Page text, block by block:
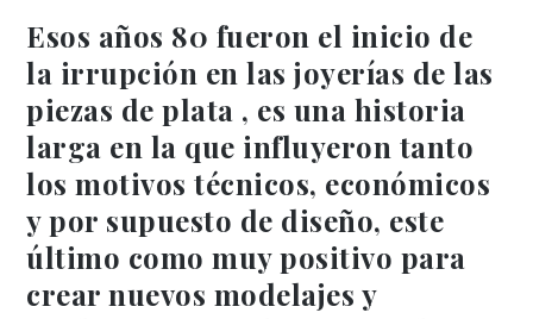
Esos años 80 fueron el inicio de
la irrupción en las joyerías de las
piezas de plata , es una historia
larga en la que influyeron tanto
los motivos técnicos, económicos
y por supuesto de diseño, este
último como muy positivo para
crear nuevos modelajes y